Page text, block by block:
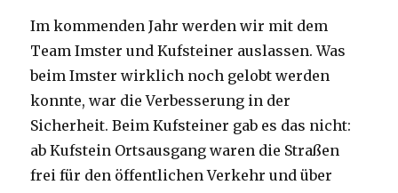
Im kommenden Jahr werden wir mit dem
Team Imster und Kufsteiner auslassen. Was
beim Imster wirklich noch gelobt werden
konnte, war die Verbesserung in der
Sicherheit. Beim Kufsteiner gab es das nicht:
ab Kufstein Ortsausgang waren die Straßen
frei für den öffentlichen Verkehr und über